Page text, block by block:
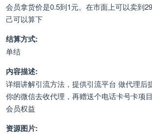
会员拿货价是0.5到1元。在市面上可以卖到
己可以算下
结算方式:
单结
内容描述:
详细讲解引流方法，提供引流平台 做代理后
你的微信去收代理，再赠送个电话卡号卡项
会员权益
资源图片: